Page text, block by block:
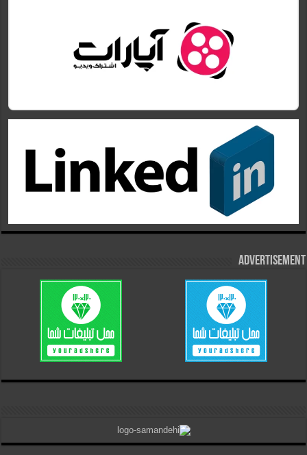
Advertisement